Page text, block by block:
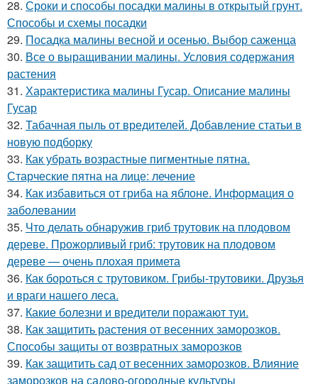
28. Сроки и способы посадки малины в открытый грунт.
Способы и схемы посадки
29. Посадка малины весной и осенью. Выбор саженца
30. Все о выращивании малины. Условия содержания
растения
31. Характеристика малины Гусар. Описание малины
Гусар
32. Табачная пыль от вредителей. Добавление статьи в
новую подборку
33. Как убрать возрастные пигментные пятна.
Старческие пятна на лице: лечение
34. Как избавиться от гриба на яблоне. Информация о
заболевании
35. Что делать обнаружив гриб трутовик на плодовом
дереве. Прожорливый гриб: трутовик на плодовом
дереве — очень плохая примета
36. Как бороться с трутовиком. Грибы-трутовики. Друзья
и враги нашего леса.
37. Какие болезни и вредители поражают туи.
38. Как защитить растения от весенних заморозков.
Способы защиты от возвратных заморозков
39. Как защитить сад от весенних заморозков. Влияние
заморозков на садово-огородные культуры